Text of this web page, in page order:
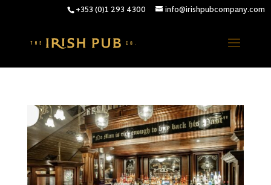
+353 (0)1 293 4300 info@irishpubcompany.com